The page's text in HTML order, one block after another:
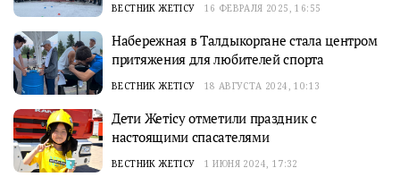
ВЕСТНИК ЖЕТІСУ 16 ФЕВРАЛЯ 2025, 16:55
Набережная в Талдыкоргане стала центром
притяжения для любителей спорта
ВЕСТНИК ЖЕТІСУ 18 АВГУСТА 2024, 10:13
Дети Жетісу отметили праздник с
настоящими спасателями
ВЕСТНИК ЖЕТІСУ 1 ИЮНЯ 2024, 17:32